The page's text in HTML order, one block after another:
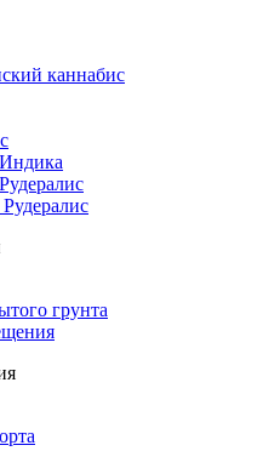
каннабис
грунта